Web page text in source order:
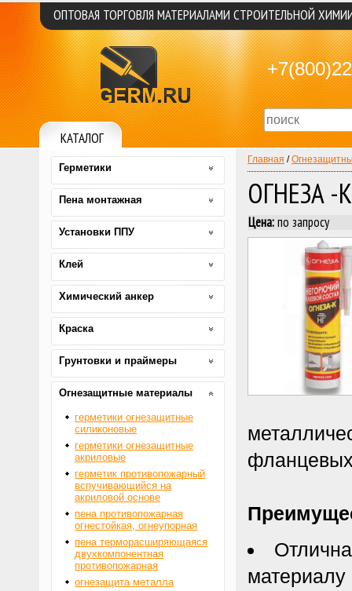
Главная /
ОГНЕЗА -
Цена:по запросу
материалу
Герметики
Пена монтажная
Установки ППУ
Клей
Химический анкер
Краска
Грунтовки и праймеры
Огнезащитные материалы
герметики огнезащитные
силиконовые
герметики огнезащитные
акриловые
герметик противопожарный
вспучивающийся на
акриловой основе
пена противопожарная
огнестойкая, огнеупорная
пена терморасширяющаяся
двухкомпонентная
противопожарная
огнезащита металла
ОПТОВАЯ ТОРГОВЛЯ МАТЕРИАЛАМИ СТРОИТЕЛЬНОЙ
КАТАЛОГ